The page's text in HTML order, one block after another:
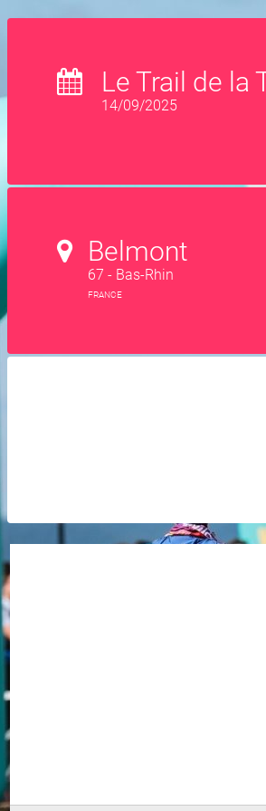
Le Trail de la
14/09/2025
Belmont
67 - Bas-Rhin
FRANCE